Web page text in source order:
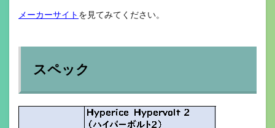
メーカーサイト を見てみてください。
スペック